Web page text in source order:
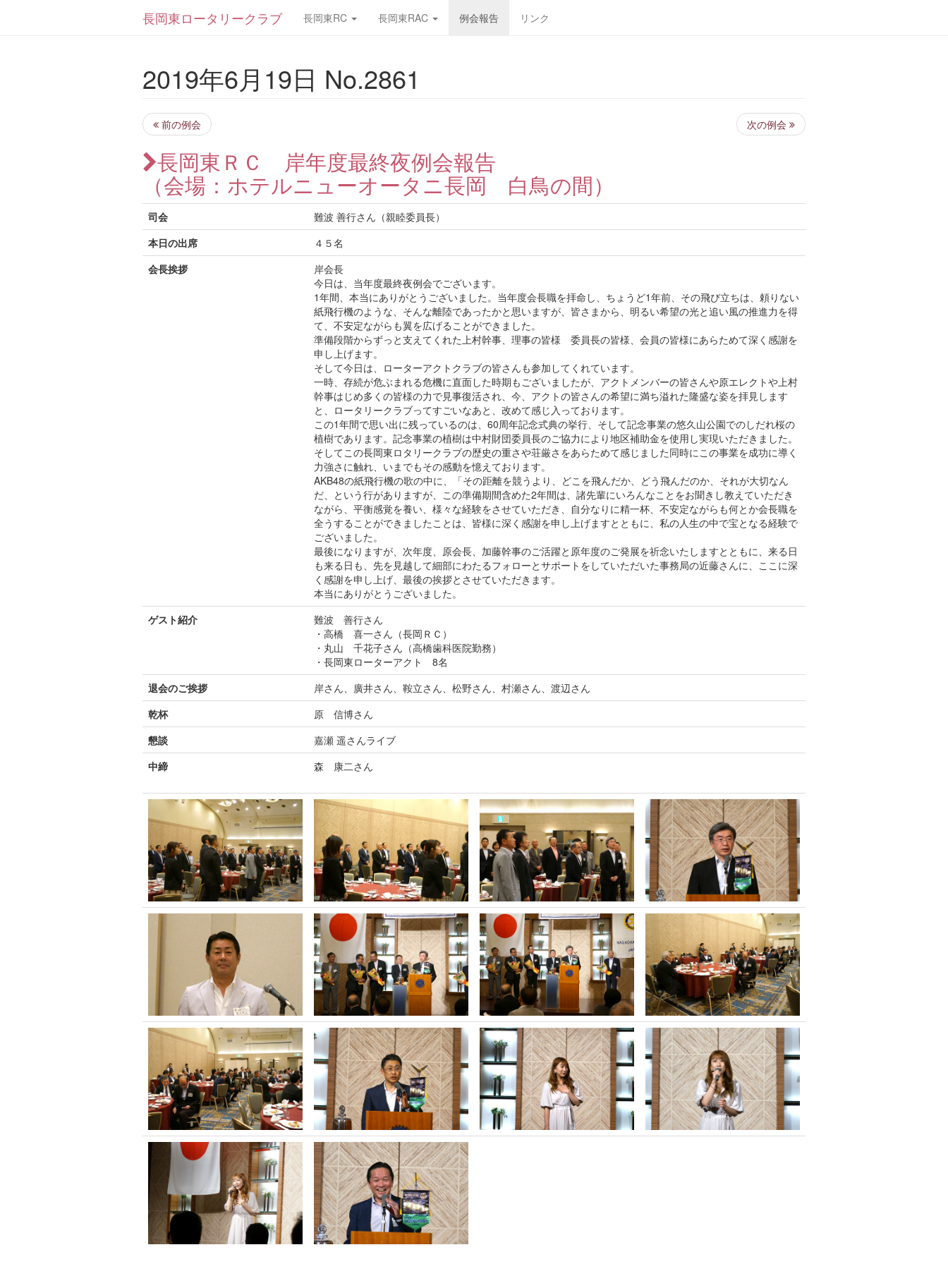
長岡東ロータリークラブ 長岡東RC 長岡東RAC 例会報告 リンク
2019年6月19日 No.2861
前の例会 次の例会
長岡東ＲＣ 岸年度最終夜例会報告
（会場：ホテルニューオータニ長岡 白鳥の間）
司会
難波 善行さん（親睦委員長）
本日の出席
４５名
会長挨拶
岸会長
今日は、当年度最終夜例会でございます。
1年間、本当にありがとうございました。当年度会長職を拝命し、ちょうど1年前、その飛び立ちは、頼りない
紙飛行機のような、そんな離陸であったかと思いますが、皆さまから、明るい希望の光と追い風の推進力を得
て、不安定ながらも翼を広げることができました。
準備段階からずっと支えてくれた上村幹事、理事の皆様 委員長の皆様、会員の皆様にあらためて深く感謝を
申し上げます。
そして今日は、ローターアクトクラブの皆さんも参加してくれています。
一時、存続が危ぶまれる危機に直面した時期もございましたが、アクトメンバーの皆さんや原エレクトや上村
幹事はじめ多くの皆様の力で見事復活され、今、アクトの皆さんの希望に満ち溢れた隆盛な姿を拝見します
と、ロータリークラブってすごいなあと、改めて感じ入っております。
この1年間で思い出に残っているのは、60周年記念式典の挙行、そして記念事業の悠久山公園でのしだれ桜の
植樹であります。記念事業の植樹は中村財団委員長のご協力により地区補助金を使用し実現いただきました。
そしてこの長岡東ロタリークラブの歴史の重さや荘厳さをあらためて感じました同時にこの事業を成功に導く
力強さに触れ、いまでもその感動を憶えております。
AKB48の紙飛行機の歌の中に、「その距離を競うより、どこを飛んだか、どう飛んだのか、それが大切なん
だ、という行がありますが、この準備期間含めた2年間は、諸先輩にいろんなことをお聞きし教えていただき
ながら、平衡感覚を養い、様々な経験をさせていただき、自分なりに精一杯、不安定ながらも何とか会長職を
全うすることができましたことは、皆様に深く感謝を申し上げますとともに、私の人生の中で宝となる経験で
ございました。
最後になりますが、次年度、原会長、加藤幹事のご活躍と原年度のご発展を祈念いたしますとともに、来る日
も来る日も、先を見越して細部にわたるフォローとサポートをしていただいた事務局の近藤さんに、ここに深
く感謝を申し上げ、最後の挨拶とさせていただきます。
本当にありがとうございました。
ゲスト紹介
難波 善行さん
・高橋 喜一さん（長岡ＲＣ）
・丸山 千花子さん（高橋歯科医院勤務）
・長岡東ローターアクト 8名
退会のご挨拶
岸さん、廣井さん、鞍立さん、松野さん、村瀬さん、渡辺さん
乾杯
原 信博さん
懇談
嘉瀬 遥さんライブ
中締
森 康二さん